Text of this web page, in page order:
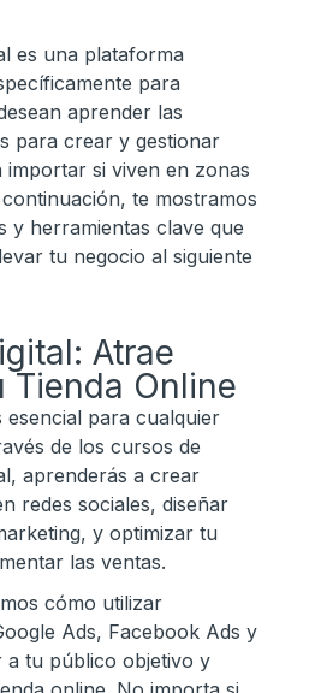
es una plataforma
para
aprender las
para crear y gestionar
importar si viven en zonas
te mostramos
y herramientas clave que
tu negocio al siguiente
Atrae
Tienda Online
esencial para cualquier
de los cursos de
aprenderás a crear
redes sociales, diseñar
y optimizar tu
las ventas.
cómo utilizar
Ads, Facebook Ads y
a tu público objetivo y